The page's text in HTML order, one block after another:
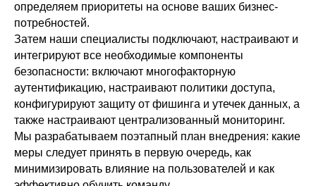
определяем приоритеты на основе ваших бизнес-
потребностей.
Затем наши специалисты подключают, настраивают и
интегрируют все необходимые компоненты
безопасности: включают многофакторную
аутентификацию, настраивают политики доступа,
конфигурируют защиту от фишинга и утечек данных, а
также настраивают централизованный мониторинг.
Мы разрабатываем поэтапный план внедрения: какие
меры следует принять в первую очередь, как
минимизировать влияние на пользователей и как
+7 707 489-28-18
Телефон
sales@zerobit.kz
Товарищество с ограниченной
ответственностью "Zerobit (Зеробит)"
050023 Казахстан, Алматы,
улица Алмалы Бак, д. 15
Адрес